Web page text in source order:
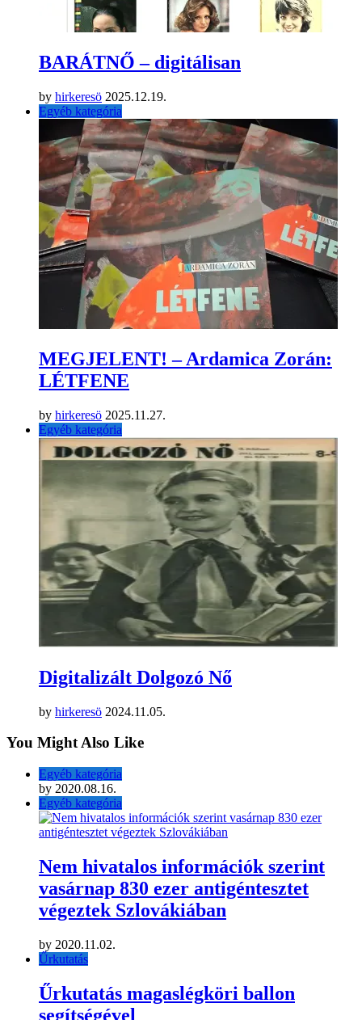
BARÁTNŐ – digitálisan
by hirkeresö 2025.12.19.
Egyéb kategória
MEGJELENT! – Ardamica Zorán:
LÉTFENE
by hirkeresö 2025.11.27.
Egyéb kategória
Digitalizált Dolgozó Nő
by hirkeresö 2024.11.05.
You Might Also Like
Egyéb kategória
by 2020.08.16.
Egyéb kategória
Nem hivatalos információk szerint
vasárnap 830 ezer antigéntesztet
végeztek Szlovákiában
by 2020.11.02.
Űrkutatás
Űrkutatás magaslégköri ballon
segítségével